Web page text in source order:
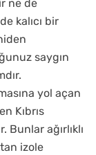
ne de
kalıcı bir
saygın
yol açan
Kıbrıs
Bunlar ağırlıklı
izole